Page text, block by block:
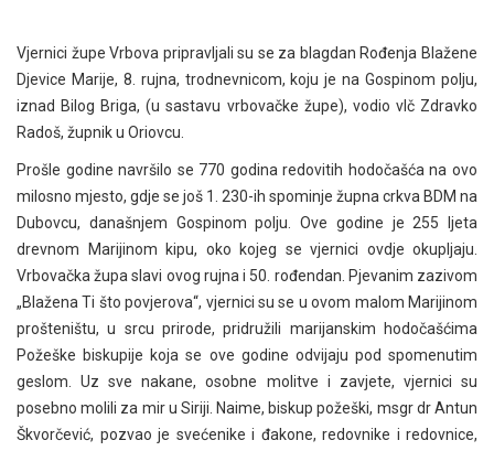
Vjernici župe Vrbova pripravljali su se za blagdan Rođenja Blažene
Djevice Marije, 8. rujna, trodnevnicom, koju je na Gospinom polju,
iznad Bilog Briga, (u sastavu vrbovačke župe), vodio vlč Zdravko
Radoš, župnik u Oriovcu.
Prošle godine navršilo se 770 godina redovitih hodočašća na ovo
milosno mjesto, gdje se još 1. 230-ih spominje župna crkva BDM na
Dubovcu, današnjem Gospinom polju. Ove godine je 255 ljeta
drevnom Marijinom kipu, oko kojeg se vjernici ovdje okupljaju.
Vrbovačka župa slavi ovog rujna i 50. rođendan. Pjevanim zazivom
„Blažena Ti što povjerova“, vjernici su se u ovom malom Marijinom
prošteništu, u srcu prirode, pridružili marijanskim hodočašćima
Požeške biskupije koja se ove godine odvijaju pod spomenutim
geslom. Uz sve nakane, osobne molitve i zavjete, vjernici su
posebno molili za mir u Siriji. Naime, biskup požeški, msgr dr Antun
Škvorčević, pozvao je svećenike i đakone, redovnike i redovnice,